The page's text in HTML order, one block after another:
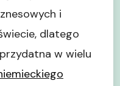
i
dlatego
w wielu